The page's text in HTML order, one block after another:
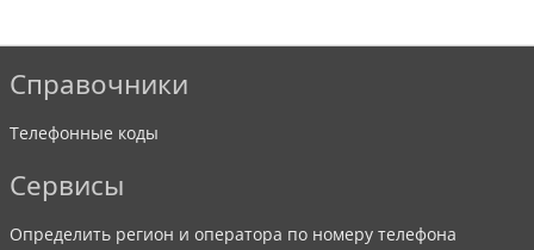
Справочники
Телефонные коды
Сервисы
Определить регион и оператора по номеру телефона